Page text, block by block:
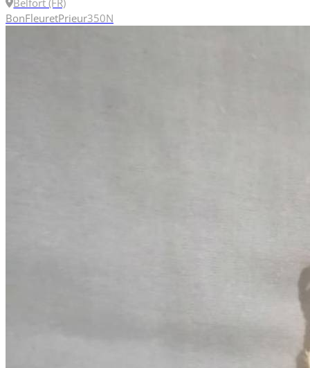
BonFleuretPrieur350N